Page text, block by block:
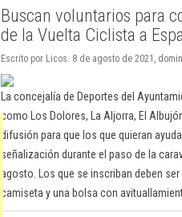
Buscan voluntarios para
de la Vuelta Ciclista a
Escrito por Licos. 8 de agosto de 2021,
La concejalía de Deportes del
como Los Dolores, La Aljorra, El
difusión para que los que quieran
señalización durante el paso de la
agosto. Los que se inscriban deben
camiseta y una bolsa con